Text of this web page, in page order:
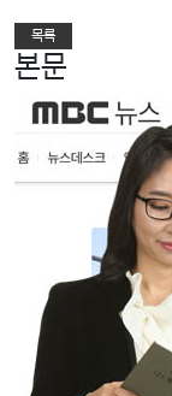
목록
본문